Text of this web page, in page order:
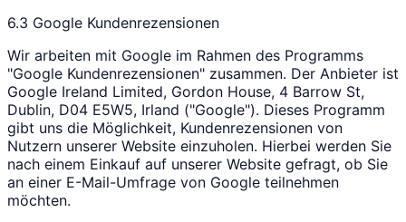
6.3 Google Kundenrezensionen
Wir arbeiten mit Google im Rahmen des Programms
"Google Kundenrezensionen" zusammen. Der Anbieter ist
Google Ireland Limited, Gordon House, 4 Barrow St,
Dublin, D04 E5W5, Irland ("Google"). Dieses Programm
gibt uns die Möglichkeit, Kundenrezensionen von
Nutzern unserer Website einzuholen. Hierbei werden Sie
nach einem Einkauf auf unserer Website gefragt, ob Sie
an einer E-Mail-Umfrage von Google teilnehmen
möchten.